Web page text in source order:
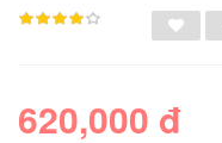
620,000 đ